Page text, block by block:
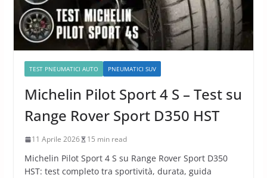
TEST PNEUMATICI AUTO PNEUMATICI SUV
Michelin Pilot Sport 4 S – Test su
Range Rover Sport D350 HST
11 Aprile 2026 15 min read
Michelin Pilot Sport 4 S su Range Rover Sport D350
HST: test completo tra sportività, durata, guida